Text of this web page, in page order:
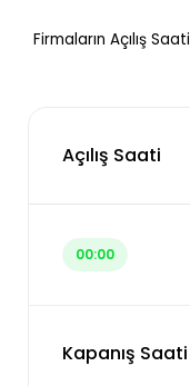
Firmaların Açılış Saati
Açılış Saati
00:00
Kapanış Saati